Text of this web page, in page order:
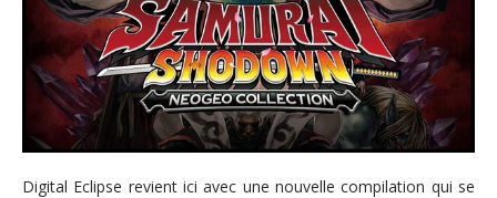
Digital Eclipse revient ici avec une nouvelle compilation qui se